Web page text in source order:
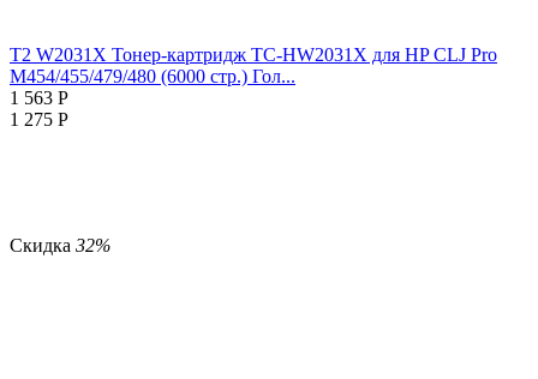
T2 W2031X Тонер-картридж TC-HW2031X для HP CLJ Pro
M454/455/479/480 (6000 стр.) Гол...
1 563 Р
1 275 Р
Скидка 32%